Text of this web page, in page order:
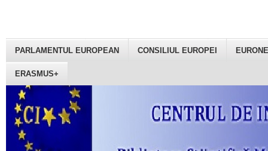
PARLAMENTUL EUROPEAN CONSILIUL EUROPEI
ERASMUS+